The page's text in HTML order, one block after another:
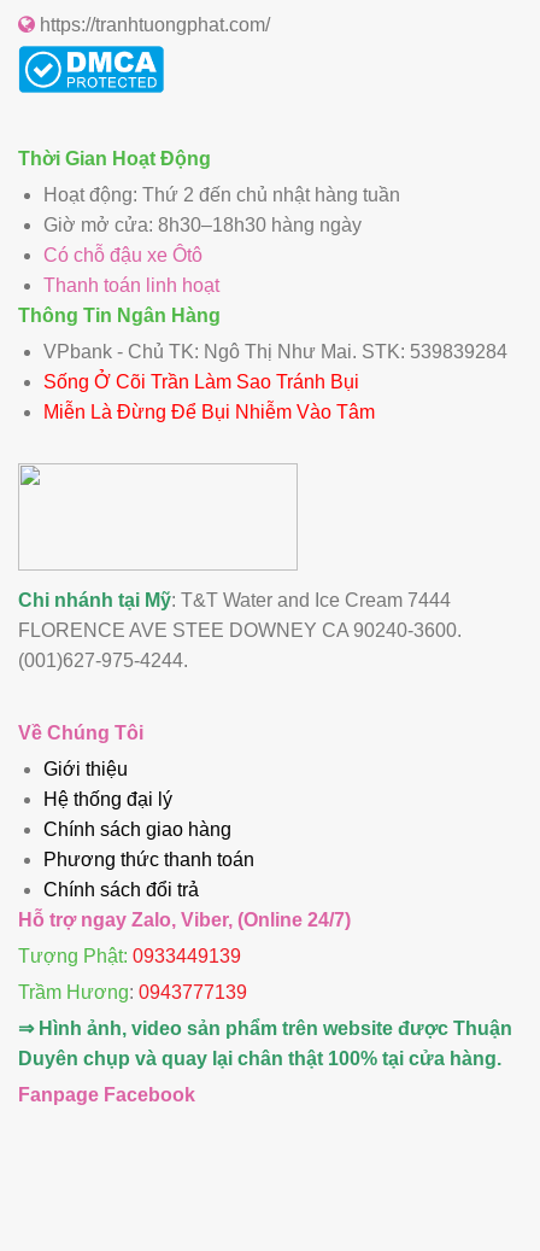
https://tranhtuongphat.com/
Thời Gian Hoạt Động
Hoạt động: Thứ 2 đến chủ nhật hàng tuần
Giờ mở cửa: 8h30–18h30 hàng ngày
Có chỗ đậu xe Ôtô
Thanh toán linh hoạt
Thông Tin Ngân Hàng
VPbank - Chủ TK: Ngô Thị Như Mai. STK: 539839284
Sống Ở Cõi Trần Làm Sao Tránh Bụi
Miễn Là Đừng Để Bụi Nhiễm Vào Tâm
Chi nhánh tại Mỹ: T&T Water and Ice Cream 7444
FLORENCE AVE STEE DOWNEY CA 90240-3600.
(001)627-975-4244.
Về Chúng Tôi
Giới thiệu
Hệ thống đại lý
Chính sách giao hàng
Phương thức thanh toán
Chính sách đổi trả
Hỗ trợ ngay Zalo, Viber, (Online 24/7)
Tượng Phật: 0933449139
Trầm Hương: 0943777139
⇒ Hình ảnh, video sản phẩm trên website được Thuận
Duyên chụp và quay lại chân thật 100% tại cửa hàng.
Fanpage Facebook